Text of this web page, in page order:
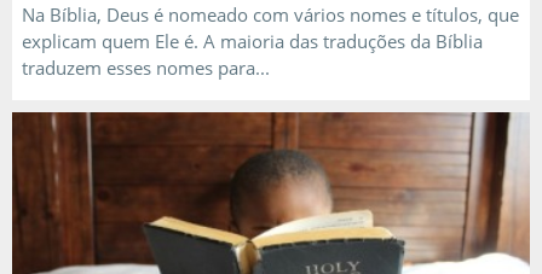
Na Bíblia, Deus é nomeado com vários nomes e títulos, que
explicam quem Ele é. A maioria das traduções da Bíblia
traduzem esses nomes para...